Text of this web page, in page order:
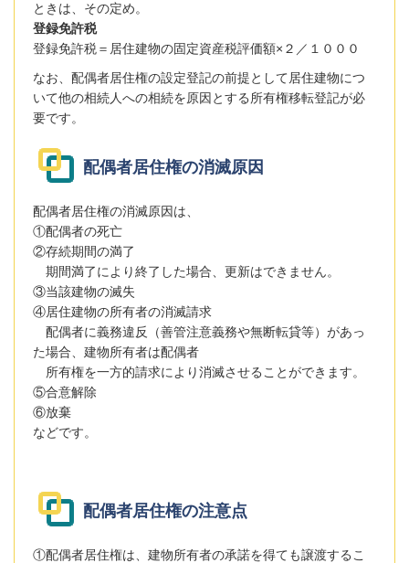
ときは、その定め。
登録免許税
登録免許税＝居住建物の固定資産税評価額×２／１０００
なお、配偶者居住権の設定登記の前提として居住建物につ
いて他の相続人への相続を原因とする所有権移転登記が必
要です。
配偶者居住権の消滅原因
配偶者居住権の消滅原因は、
①配偶者の死亡
②存続期間の満了
期間満了により終了した場合、更新はできません。
③当該建物の滅失
④居住建物の所有者の消滅請求
配偶者に義務違反（善管注意義務や無断転貸等）があっ
た場合、建物所有者は配偶者
所有権を一方的請求により消滅させることができます。
⑤合意解除
⑥放棄
などです。
配偶者居住権の注意点
①配偶者居住権は、建物所有者の承諾を得ても譲渡するこ